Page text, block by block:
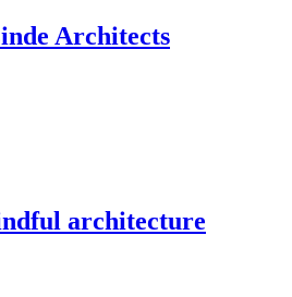
Architects
architecture